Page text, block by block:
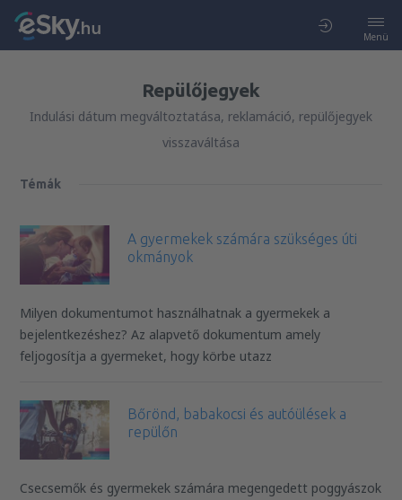
Menü
Repülőjegyek
Indulási dátum megváltoztatása, reklamáció, repülőjegyek
visszaváltása
Témák
A gyermekek számára szükséges úti
okmányok
Milyen dokumentumot használhatnak a gyermekek a
bejelentkezéshez? Az alapvető dokumentum amely
feljogosítja a gyermeket, hogy körbe utazz
Bőrönd, babakocsi és autóülések a
repülőn
Csecsemők és gyermekek számára megengedett poggyászok